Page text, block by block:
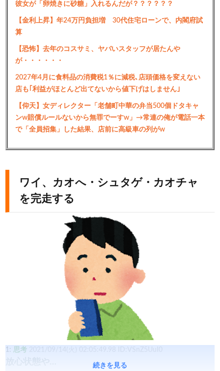
彼女が「卵焼きに砂糖」入れるんだが？？？？？？
【金利上昇】年24万円負担増 30代住宅ローンで、内閣府試
算
【恐怖】去年のコスサミ、ヤバいスタッフが居たんや
が・・・・・・
2027年4月に食料品の消費税1％に減税､店頭価格を変えない
店も｢利益がほとんど出てないから値下げはしません｣
【仰天】女ディレクター「老舗町中華の弁当500個ドタキャ
ンw賠償ルールないから無罪でーすw」→常連の俺が電話一本
で「全員招集」した結果、店前に高級車の列がw
ワイ、カオへ・シュタゲ・カオチャ
を完走する
1: 思考
続きを見る